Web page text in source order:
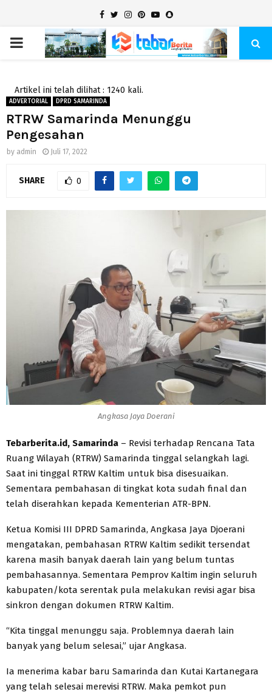
Facebook
TwitterInstagram
Pinterest
YoutubeSnapchat
PRIMARY
Artikel ini telah dilihat : 1240 kali.
ADVERTORIAL DPRD SAMARINDA
RTRW Samarinda Menunggu
Pengesahan
by admin Juli 17, 2022
SHARE 0
Angkasa Jaya Doerani
Tebarberita.id, Samarinda – Revisi terhadap Rencana Tata
Ruang Wilayah (RTRW) Samarinda tinggal selangkah lagi.
Saat ini tinggal RTRW Kaltim untuk bisa disesuaikan.
Sementara pembahasan di tingkat kota sudah final dan
telah diserahkan kepada Kementerian ATR-BPN.
Ketua Komisi III DPRD Samarinda, Angkasa Jaya Djoerani
mengatakan, pembahasan RTRW Kaltim sedikit tersendat
karena masih banyak daerah lain yang belum tuntas
pembahasannya. Sementara Pemprov Kaltim ingin seluruh
kabupaten/kota serentak pula melakukan revisi agar bisa
sinkron dengan dokumen RTRW Kaltim.
“Kita tinggal menunggu saja. Problemnya daerah lain
banyak yang belum selesai,” ujar Angkasa.
Ia menerima kabar baru Samarinda dan Kutai Kartanegara
yang telah selesai merevisi RTRW. Maka pemkot pun